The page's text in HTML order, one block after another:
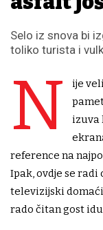
Selo iz snova bi
toliko turista i
N
ije
izuva
reference na
Ipak, ovdje se radi
televizijski
rado čitan gost